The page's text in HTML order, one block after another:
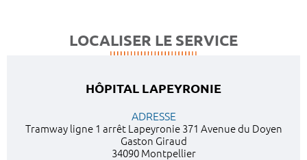
LOCALISER LE SERVICE
HÔPITAL LAPEYRONIE
ADRESSE
Tramway ligne 1 arrêt Lapeyronie 371 Avenue du Doyen
Gaston Giraud
34090 Montpellier